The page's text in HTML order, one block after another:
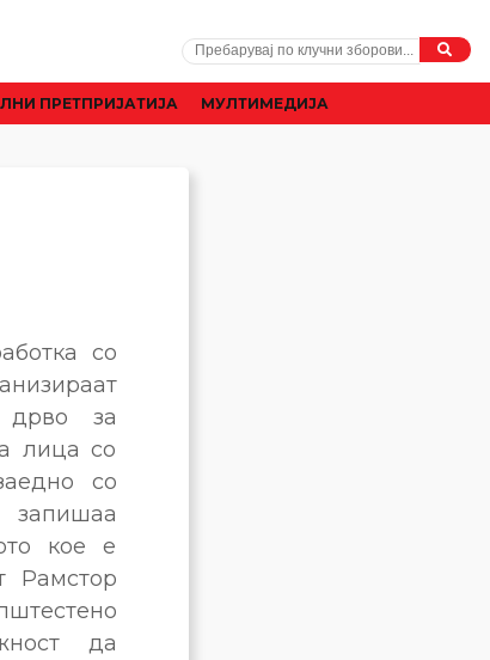
ПРЕТПРИЈАТИЈА МУЛТИМЕДИЈА
со
дрво за
лица со
со
кое е
Рамстор
да